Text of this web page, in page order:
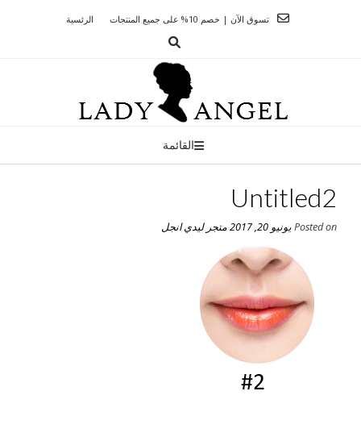
الرئسية تسوق الآن | خصم 10% على جميع المنتجات
القائمة
Untitled2
Posted onيونيو 20, 2017 متجر ليدي انجل